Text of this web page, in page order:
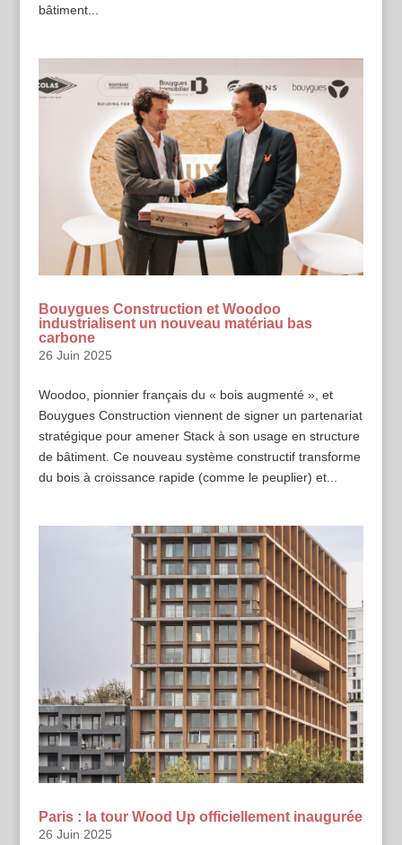
bâtiment...
Bouygues Construction et Woodoo
industrialisent un nouveau matériau bas
carbone
26 Juin 2025
Woodoo, pionnier français du « bois augmenté », et
Bouygues Construction viennent de signer un partenariat
stratégique pour amener Stack à son usage en structure
de bâtiment. Ce nouveau système constructif transforme
du bois à croissance rapide (comme le peuplier) et...
Paris : la tour Wood Up officiellement inaugurée
26 Juin 2025